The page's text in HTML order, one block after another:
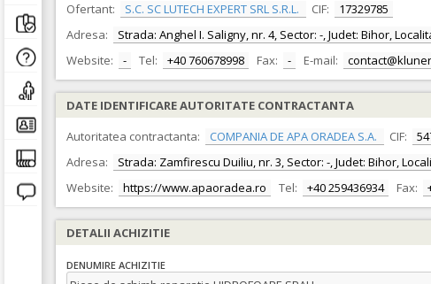
Ofertant:
S.C. SC LUTECH EXPERT SRL S.R.L. CIF:
17329785
Adresa:
Strada: Anghel I. Saligny, nr. 4, Sector: -, Judet: Bihor,
Website:
- Tel: +40 760678998 Fax: - E-mail:
DATE IDENTIFICARE AUTORITATE CONTRACTANTA
Autoritatea contractanta:
COMPANIA DE APA ORADEA S.A. CIF:
Adresa:
Strada: Zamfirescu Duiliu, nr. 3, Sector: -, Judet: Bihor,
Website:
https://www.apaoradea.ro Tel: +40 259436934 Fax:
DETALII ACHIZITIE
DENUMIRE ACHIZITIE